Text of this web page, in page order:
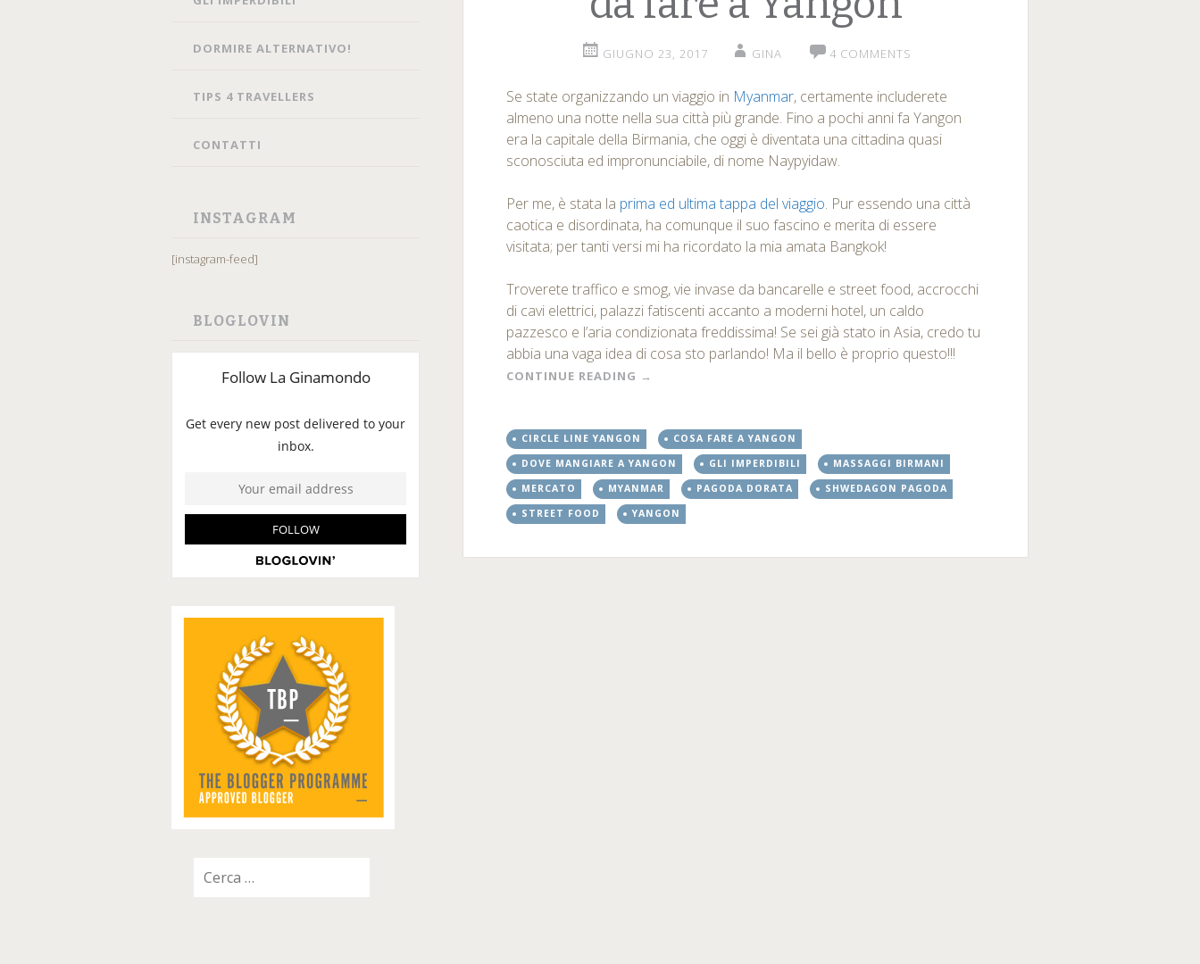
DORMIRE ALTERNATIVO!
TIPS 4 TRAVELLERS
CONTATTI
INSTAGRAM
[instagram-feed]
BLOGLOVIN
GIUGNO 23, 2017 GINA 4 COMMENTS
Se state organizzando un viaggio in Myanmar, certamente includerete
almeno una notte nella sua città più grande. Fino a pochi anni fa Yangon
era la capitale della Birmania, che oggi è diventata una cittadina quasi
sconosciuta ed impronunciabile, di nome Naypyidaw.
Per me, è stata la prima ed ultima tappa del viaggio. Pur essendo una città
caotica e disordinata, ha comunque il suo fascino e merita di essere
visitata; per tanti versi mi ha ricordato la mia amata Bangkok!
Troverete traffico e smog, vie invase da bancarelle e street food, accrocchi
di cavi elettrici, palazzi fatiscenti accanto a moderni hotel, un caldo
pazzesco e l’aria condizionata freddissima! Se sei già stato in Asia, credo tu
abbia una vaga idea di cosa sto parlando! Ma il bello è proprio questo!!!
CONTINUE READING →
CIRCLE LINE YANGON
COSA FARE A YANGON
DOVE MANGIARE A YANGON
GLI IMPERDIBILI
MASSAGGI BIRMANI
MERCATO
MYANMAR PAGODA DORATA
SHWEDAGON PAGODA
STREET FOOD
YANGON